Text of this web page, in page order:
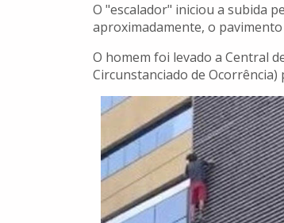
O "escalador" iniciou a subida
aproximadamente, o
O homem foi levado a Central
Circunstanciado de